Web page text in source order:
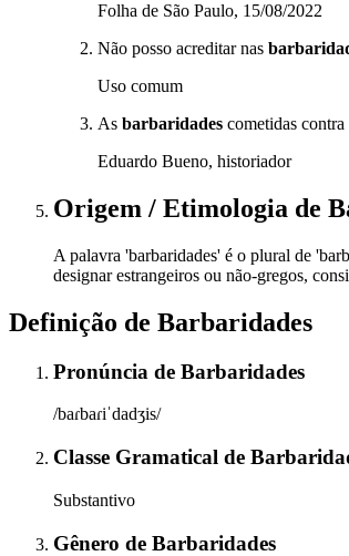
Folha de São Paulo, 15/08/2022
Não posso acreditar nas
Uso comum
As barbaridades cometidas
Eduardo Bueno, historiador
Origem / Etimologia de
A palavra 'barbaridades' é o plural de
designar estrangeiros ou não-gregos,
Definição de Barbaridades
Pronúncia de Barbaridades
/baɾbaɾiˈdadʒis/
Classe Gramatical de
Substantivo
Gênero de Barbaridades